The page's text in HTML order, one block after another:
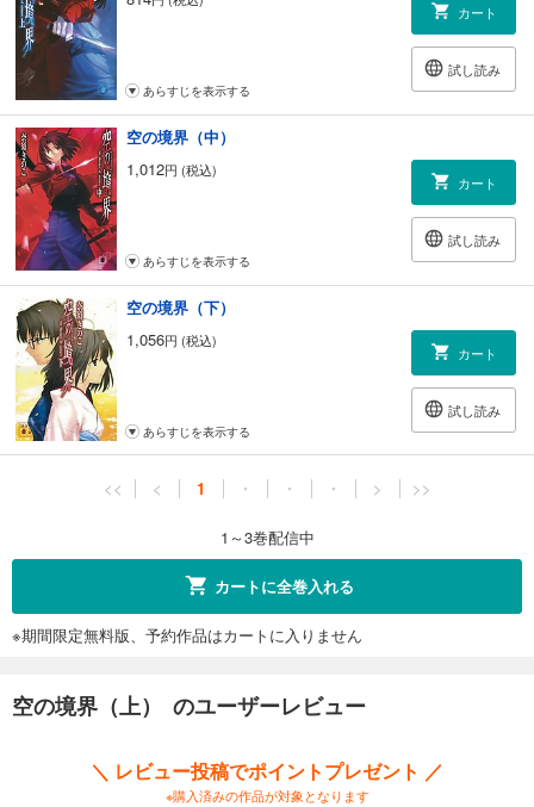
カート
試し読み
あらすじを表示する
空の境界（中）
1,012円 (税込)
カート
試し読み
あらすじを表示する
空の境界（下）
1,056円 (税込)
カート
試し読み
あらすじを表示する
<< < 1 ・ ・ ・ > >>
1～3巻配信中
カートに全巻入れる
※期間限定無料版、予約作品はカートに入りません
空の境界（上） のユーザーレビュー
＼ レビュー投稿でポイントプレゼント ／
※購入済みの作品が対象となります